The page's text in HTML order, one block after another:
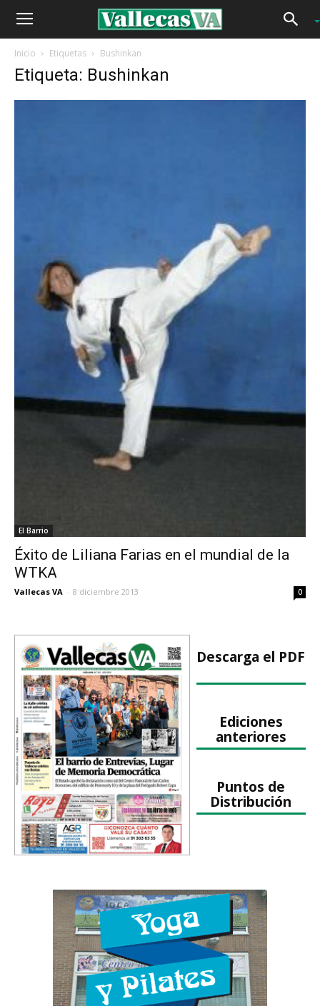
Inicio Etiquetas Bushinkan
Etiqueta: Bushinkan
El Barrio
Éxito de Liliana Farias en el mundial de la
WTKA
Vallecas VA - 8 diciembre 2013 0
Descarga el PDF
Ediciones
anteriores
Puntos de
Distribución